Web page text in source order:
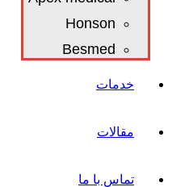
Honson
Besmed
خدمات
مقالات
تماس با ما